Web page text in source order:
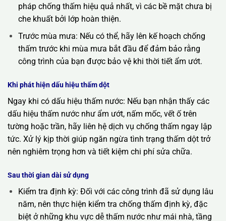
pháp chống thấm hiệu quả nhất, vì các bề mặt chưa bị
che khuất bởi lớp hoàn thiện.
Trước mùa mưa: Nếu có thể, hãy lên kế hoạch chống
thấm trước khi mùa mưa bắt đầu để đảm bảo rằng
công trình của bạn được bảo vệ khi thời tiết ẩm ướt.
Khi phát hiện dấu hiệu thấm dột
Ngay khi có dấu hiệu thấm nước: Nếu bạn nhận thấy các
dấu hiệu thấm nước như ẩm ướt, nấm mốc, vết ố trên
tường hoặc trần, hãy liên hệ dịch vụ chống thấm ngay lập
tức. Xử lý kịp thời giúp ngăn ngừa tình trạng thấm dột trở
nên nghiêm trọng hơn và tiết kiệm chi phí sửa chữa.
Sau thời gian dài sử dụng
Kiểm tra định kỳ: Đối với các công trình đã sử dụng lâu
năm, nên thực hiện kiểm tra chống thấm định kỳ, đặc
biệt ở những khu vực dễ thấm nước như mái nhà, tầng